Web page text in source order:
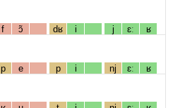
f ɔ̃ dʁ i j ɛː ʁ
p e p i nj ɛː ʁ